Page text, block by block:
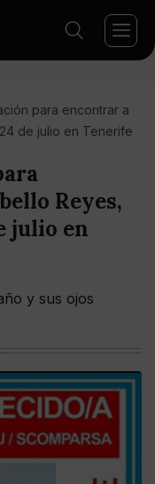
para encontrar a
de julio en Tenerife
Reyes,
julio en
y sus ojos